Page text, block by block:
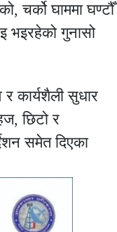
चर्को घाममा घण्टौँ
भइरहेको गुनासो
कार्यशैली सुधार
छिटो र
समेत दिएका